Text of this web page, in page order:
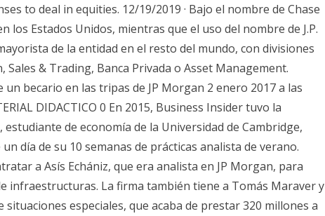
to deal in equities. 12/19/2019 · Bajo el nombre de Chase
los Estados Unidos, mientras que el uso del nombre de J.P.
de la entidad en el resto del mundo, con divisiones
Sales & Trading, Banca Privada o Asset Management.
un becario en las tripas de JP Morgan 2 enero 2017 a las
DIDACTICO 0 En 2015, Business Insider tuvo la
de economía de la Universidad de Cambridge,
día de su 10 semanas de prácticas analista de verano.
a Asís Echániz, que era analista en JP Morgan, para
infraestructuras. La firma también tiene a Tomás Maraver y
especiales, que acaba de prestar 320 millones a